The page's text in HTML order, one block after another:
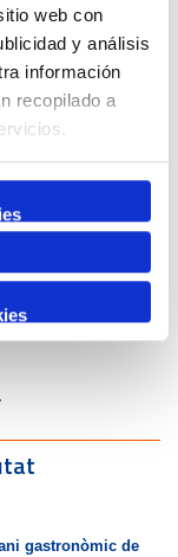
web con
y análisis
información
recopilado a
gastronòmic de